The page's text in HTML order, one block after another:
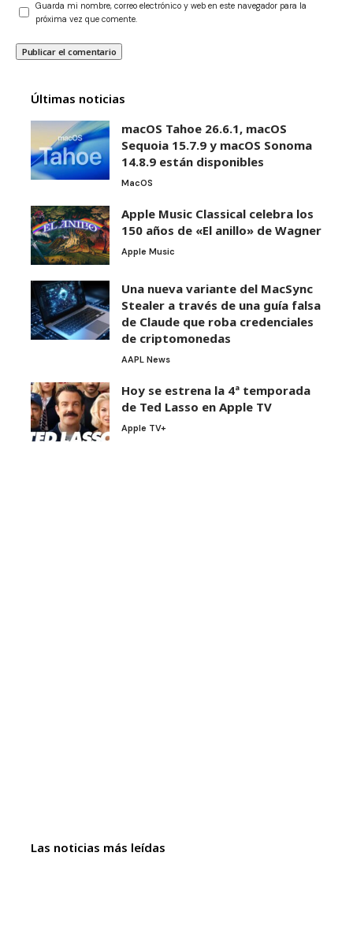
Guarda mi nombre, correo electrónico y web en este navegador para la
próxima vez que comente.
Últimas noticias
macOS Tahoe 26.6.1, macOS
Sequoia 15.7.9 y macOS Sonoma
14.8.9 están disponibles
MacOS
Apple Music Classical celebra los
150 años de «El anillo» de Wagner
Apple Music
Una nueva variante del MacSync
Stealer a través de una guía falsa
de Claude que roba credenciales
de criptomonedas
AAPL News
Hoy se estrena la 4ª temporada
de Ted Lasso en Apple TV
Apple TV+
Las noticias más leídas